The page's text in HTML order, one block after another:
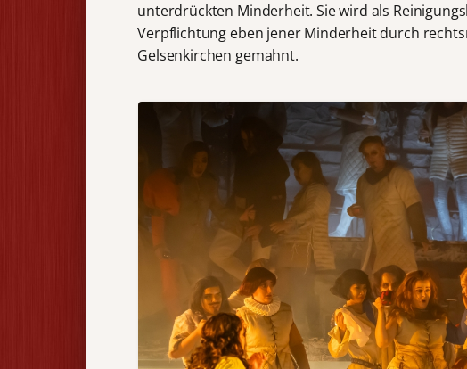
unterdrückten Minderheit. Sie wird als
Verpflichtung eben jener Minderheit durch
Gelsenkirchen gemahnt.